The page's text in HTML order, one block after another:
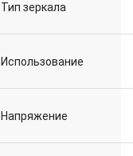
Тип зеркала
Использование
Напряжение